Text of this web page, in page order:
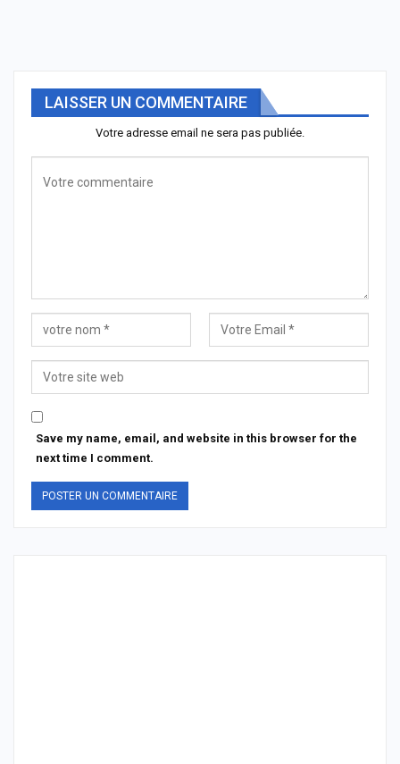
LAISSER UN COMMENTAIRE
Votre adresse email ne sera pas publiée.
Save my name, email, and website in this browser for the
next time I comment.